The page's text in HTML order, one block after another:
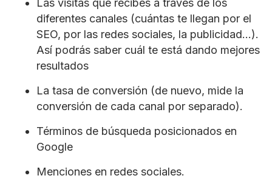
Las visitas que recibes a través de los
diferentes canales (cuántas te llegan por el
SEO, por las redes sociales, la publicidad…).
Así podrás saber cuál te está dando mejores
resultados
La tasa de conversión (de nuevo, mide la
conversión de cada canal por separado).
Términos de búsqueda posicionados en
Google
Menciones en redes sociales.